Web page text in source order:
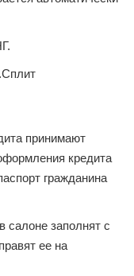
принимают
кредита
гражданина
салоне заполнят с
ее на